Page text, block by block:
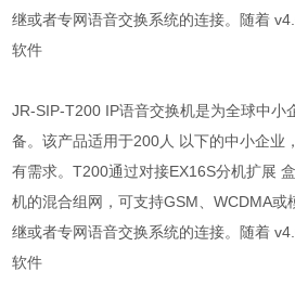
继或者专网语音交换系统的连接。随着
软件
JR-SIP-T200 IP语音交换机是为全球中小
备。该产品适用于200人 以下的中小企业
有需求。T200通过对接EX16S分机扩展
机的混合组网，可支持GSM、WCDMA或
继或者专网语音交换系统的连接。随着
软件